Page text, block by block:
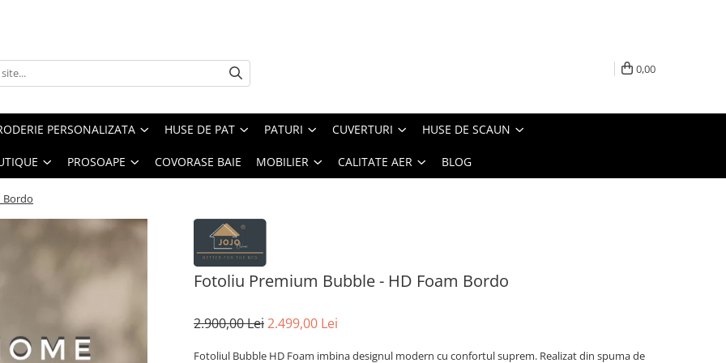
0,00
PERSONALIZATA HUSE DE PAT PATURI CUVERTURI HUSE DE SCAUN
PROSOAPE COVORASE BAIE MOBILIER CALITATE AER BLOG
Bordo
Fotoliu Premium Bubble - HD Foam Bordo
2.900,00 Lei2.499,00 Lei
Fotoliul Bubble HD Foam imbina designul modern cu confortul suprem. Realizat din spuma de